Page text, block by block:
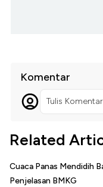
Komentar
Tulis
Related
Cuaca Panas Mendidih
Penjelasan BMKG